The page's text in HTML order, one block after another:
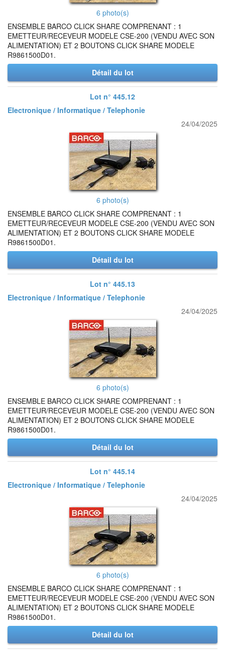
6 photo(s)
ENSEMBLE BARCO CLICK SHARE COMPRENANT : 1
EMETTEUR/RECEVEUR MODELE CSE-200 (VENDU AVEC SON
ALIMENTATION) ET 2 BOUTONS CLICK SHARE MODELE
R9861500D01.
Détail du lot
Lot n° 445.12
Electronique / Informatique / Telephonie
24/04/2025
6 photo(s)
ENSEMBLE BARCO CLICK SHARE COMPRENANT : 1
EMETTEUR/RECEVEUR MODELE CSE-200 (VENDU AVEC SON
ALIMENTATION) ET 2 BOUTONS CLICK SHARE MODELE
R9861500D01.
Détail du lot
Lot n° 445.13
Electronique / Informatique / Telephonie
24/04/2025
6 photo(s)
ENSEMBLE BARCO CLICK SHARE COMPRENANT : 1
EMETTEUR/RECEVEUR MODELE CSE-200 (VENDU AVEC SON
ALIMENTATION) ET 2 BOUTONS CLICK SHARE MODELE
R9861500D01.
Détail du lot
Lot n° 445.14
Electronique / Informatique / Telephonie
24/04/2025
6 photo(s)
ENSEMBLE BARCO CLICK SHARE COMPRENANT : 1
EMETTEUR/RECEVEUR MODELE CSE-200 (VENDU AVEC SON
ALIMENTATION) ET 2 BOUTONS CLICK SHARE MODELE
R9861500D01.
Détail du lot